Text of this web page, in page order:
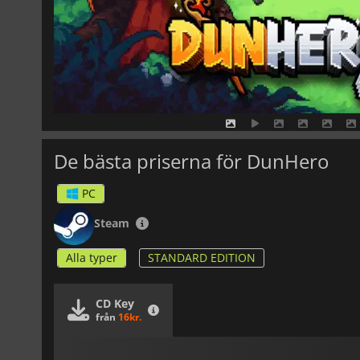
De bästa priserna för DunHero
PC
Steam
Alla typer STANDARD EDITION
CD Key
från 16kr.